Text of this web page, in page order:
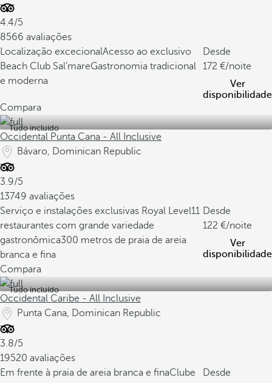
4.4/5
8566 avaliações
Localização excecionalAcesso ao exclusivo
Beach Club Sal’mareGastronomia tradicional
e moderna
Desde
172
/noite
Ver
disponibilidade
Compara
Tudo incluído
Occidental Punta Cana - All Inclusive
Bávaro, Dominican Republic
3.9/5
13749 avaliações
Serviço e instalações exclusivas Royal Level11
restaurantes com grande variedade
gastronômica300 metros de praia de areia
branca e fina
Desde
122
/noite
Ver
disponibilidade
Compara
Tudo incluído
Occidental Caribe - All Inclusive
Punta Cana, Dominican Republic
3.8/5
19520 avaliações
Em frente à praia de areia branca e finaClube
Desde